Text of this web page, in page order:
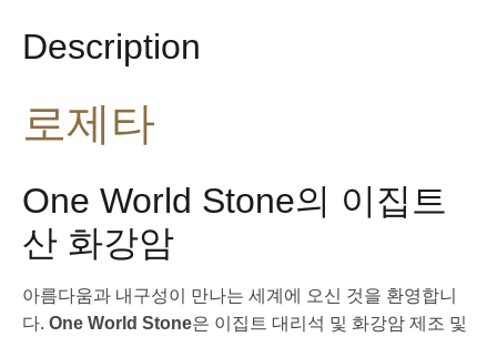
Description
로제타
One World Stone의 이집트
산 화강암
아름다움과 내구성이 만나는 세계에 오신 것을 환영합니
다. One World Stone은 이집트 대리석 및 화강암 제조 및